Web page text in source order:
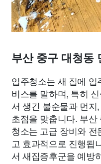
부산 중구 대청동
입주청소는 새 집에
비스를 말하며, 특히
서 생긴 불순물과 먼
초점을 맞춥니다. 부
청소는 고급 장비와
고 효과적으로 진행됩
서 새집증후군을 예방